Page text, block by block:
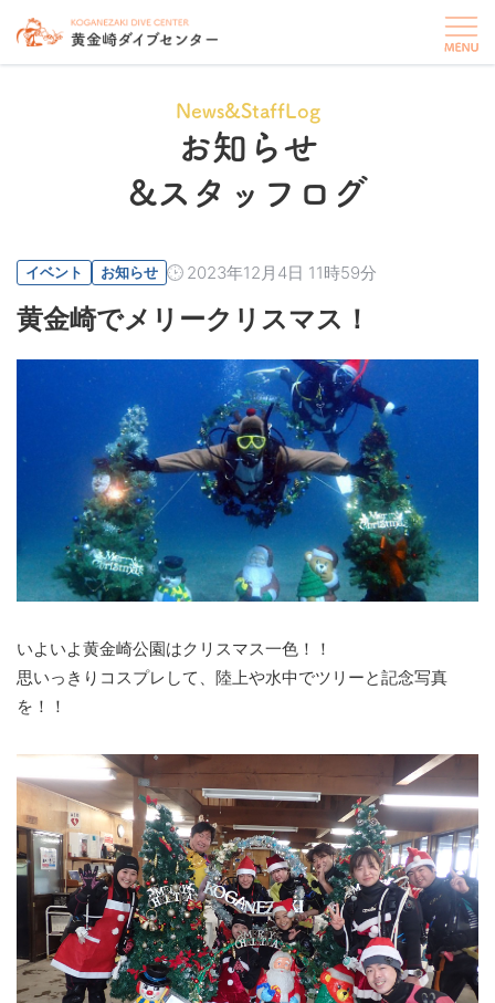
News&StaffLog
お知らせ
&スタッフログ
イベント お知らせ 2023年12月4日 11時59分
黄金崎でメリークリスマス！
いよいよ黄金崎公園はクリスマス一色！！
思いっきりコスプレして、陸上や水中でツリーと記念写真
を！！